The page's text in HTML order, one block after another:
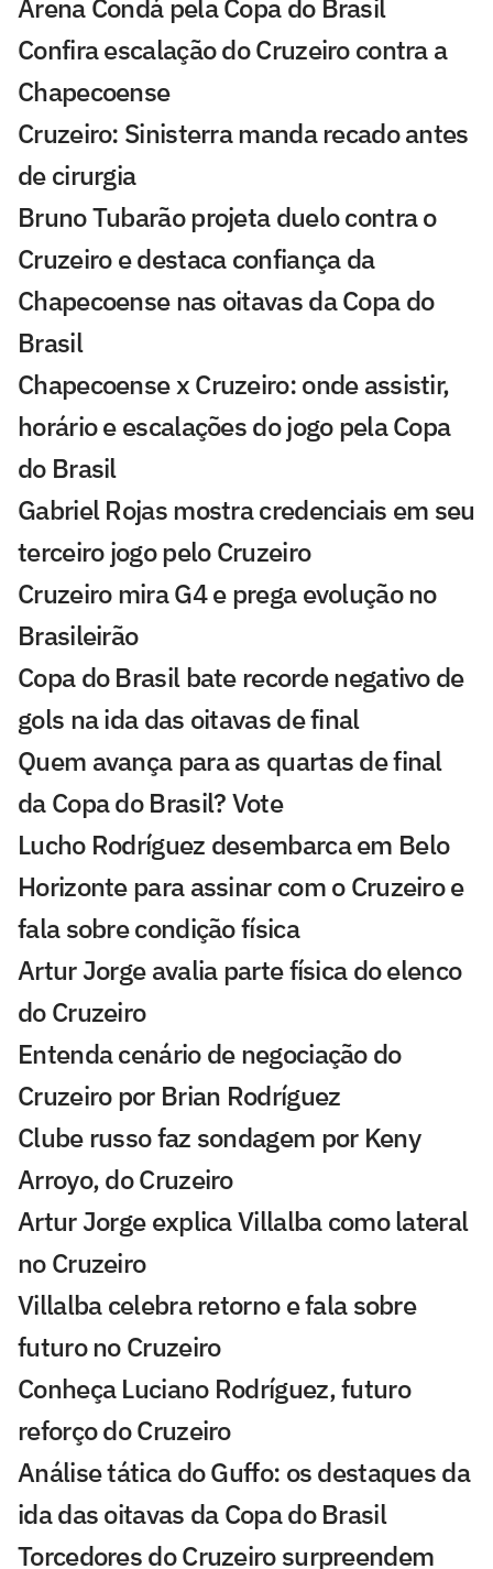
Arena Condá pela Copa do Brasil
Confira escalação do Cruzeiro contra a
Chapecoense
Cruzeiro: Sinisterra manda recado antes
de cirurgia
Bruno Tubarão projeta duelo contra o
Cruzeiro e destaca confiança da
Chapecoense nas oitavas da Copa do
Brasil
Chapecoense x Cruzeiro: onde assistir,
horário e escalações do jogo pela Copa
do Brasil
Gabriel Rojas mostra credenciais em seu
terceiro jogo pelo Cruzeiro
Cruzeiro mira G4 e prega evolução no
Brasileirão
Copa do Brasil bate recorde negativo de
gols na ida das oitavas de final
Quem avança para as quartas de final
da Copa do Brasil? Vote
Lucho Rodríguez desembarca em Belo
Horizonte para assinar com o Cruzeiro e
fala sobre condição física
Artur Jorge avalia parte física do elenco
do Cruzeiro
Entenda cenário de negociação do
Cruzeiro por Brian Rodríguez
Clube russo faz sondagem por Keny
Arroyo, do Cruzeiro
Artur Jorge explica Villalba como lateral
no Cruzeiro
Villalba celebra retorno e fala sobre
futuro no Cruzeiro
Conheça Luciano Rodríguez, futuro
reforço do Cruzeiro
Análise tática do Guffo: os destaques da
ida das oitavas da Copa do Brasil
Torcedores do Cruzeiro surpreendem